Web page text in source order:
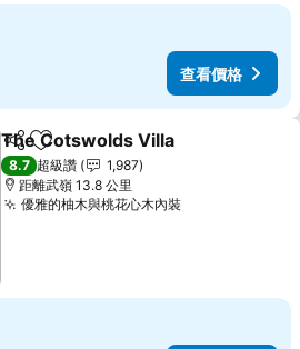
查看價格
分享 加入我的最愛
The Cotswolds Villa
8.7 超級讚
1,987
距離武嶺 13.8 公里
優雅的柚木與桃花心木內裝查看價格